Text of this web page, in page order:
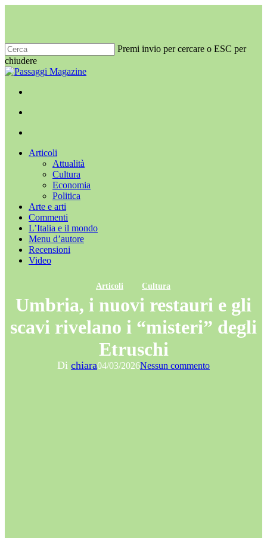
principale
Premi invio per cercare o ESC per
chiudere
Chiudi
Menu
cerca
Menu
Articoli
Attualità
Cultura
Economia
Politica
Arte e arti
Commenti
L’Italia e il mondo
Menu d’autore
Recensioni
Video
Articoli Cultura
Umbria, i nuovi restauri e gli
scavi rivelano i “misteri” degli
Etruschi
Di chiara04/03/2026Nessun commento